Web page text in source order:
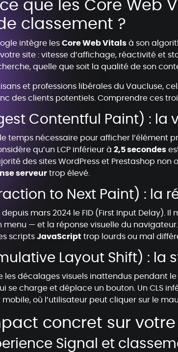
que les Core Web
classement ?
intègre les Core Web Vitals à son
site : vitesse d’affichage, réactivité et
quelle que soit la qualité de son
et professions libérales du Vaucluse,
des clients potentiels. Comprendre ces
Contentful Paint) : la
temps nécessaire pour afficher l’élément
qu’un LCP inférieur à 2,5 secondes
des sites WordPress et Prestashop non
serveur trop élevé.
to Next Paint) : la
mars 2024 le FID (First Input Delay).
menu — et la réponse visuelle du
scripts JavaScript trop lourds ou mal
Layout Shift) : la
les décalages visuels inattendus pendant
se charge et déplace un bouton. Un CLS
mobile, où l’utilisateur peut cliquer sur le
concret sur
Signal et